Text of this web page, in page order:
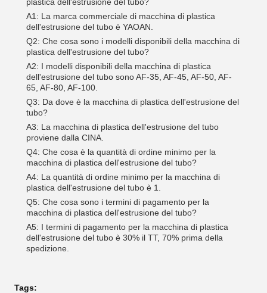
A1: La marca commerciale di macchina di plastica
dell'estrusione del tubo è YAOAN.
Q2: Che cosa sono i modelli disponibili della macchina di
plastica dell'estrusione del tubo?
A2: I modelli disponibili della macchina di plastica
dell'estrusione del tubo sono AF-35, AF-45, AF-50, AF-
65, AF-80, AF-100.
Q3: Da dove è la macchina di plastica dell'estrusione del
tubo?
A3: La macchina di plastica dell'estrusione del tubo
proviene dalla CINA.
Q4: Che cosa è la quantità di ordine minimo per la
macchina di plastica dell'estrusione del tubo?
A4: La quantità di ordine minimo per la macchina di
plastica dell'estrusione del tubo è 1.
Q5: Che cosa sono i termini di pagamento per la
macchina di plastica dell'estrusione del tubo?
A5: I termini di pagamento per la macchina di plastica
dell'estrusione del tubo è 30% il TT, 70% prima della
spedizione.
Tags: